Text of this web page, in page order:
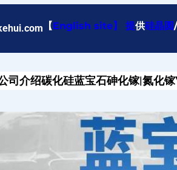
【English site】 提供硅晶圆/
司介绍碳化硅蓝宝石砷化镓|氮化镓